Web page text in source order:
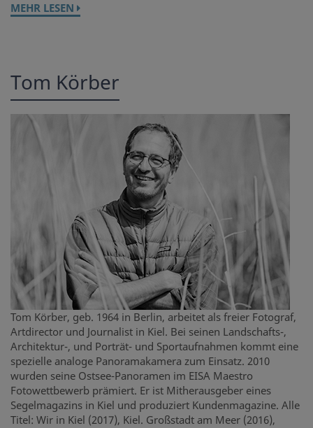
MEHR LESEN
Tom Körber
Tom Körber, geb. 1964 in Berlin, arbeitet als freier Fotograf,
Artdirector und Journalist in Kiel. Bei seinen Landschafts-,
Architektur-, und Porträt- und Sportaufnahmen kommt eine
spezielle analoge Panoramakamera zum Einsatz. 2010
wurden seine Ostsee-Panoramen im EISA Maestro
Fotowettbewerb prämiert. Er ist Mitherausgeber eines
Segelmagazins in Kiel und produziert Kundenmagazine. Alle
Titel: Wir in Kiel (2017), Kiel. Großstadt am Meer (2016),